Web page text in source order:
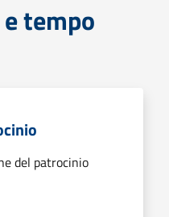
tempo
del patrocinio